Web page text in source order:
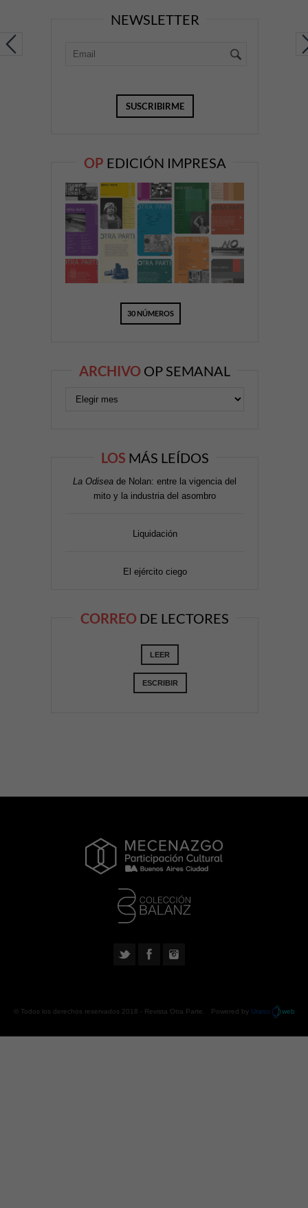
NEWSLETTER
OP EDICIÓN IMPRESA
30 NÚMEROS
ARCHIVO OP SEMANAL
LOS MÁS LEÍDOS
La Odisea de Nolan: entre la vigencia del
mito y la industria del asombro
Liquidación
El ejército ciego
CORREO DE LECTORES
LEER
ESCRIBIR
© Todos los derechos reservados 2018 - Revista Otra Parte . Powered by Urano web